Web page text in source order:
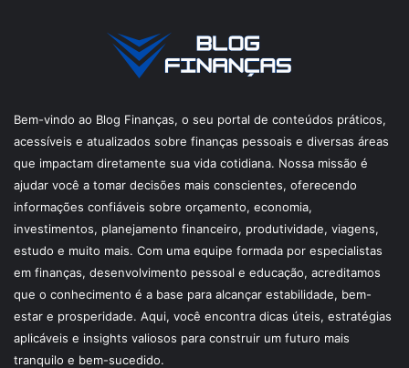
Bem-vindo ao Blog Finanças, o seu portal de conteúdos práticos,
acessíveis e atualizados sobre finanças pessoais e diversas áreas
que impactam diretamente sua vida cotidiana. Nossa missão é
ajudar você a tomar decisões mais conscientes, oferecendo
informações confiáveis sobre orçamento, economia,
investimentos, planejamento financeiro, produtividade, viagens,
estudo e muito mais. Com uma equipe formada por especialistas
em finanças, desenvolvimento pessoal e educação, acreditamos
que o conhecimento é a base para alcançar estabilidade, bem-
estar e prosperidade. Aqui, você encontra dicas úteis, estratégias
aplicáveis e insights valiosos para construir um futuro mais
tranquilo e bem-sucedido.